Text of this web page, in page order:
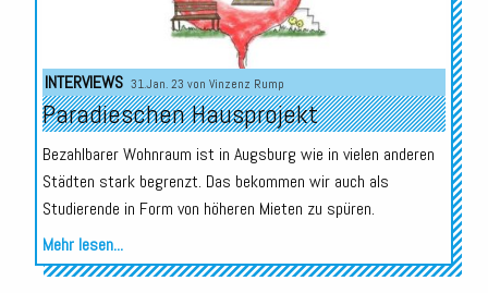
INTERVIEWS 31.Jan. 23 von Vinzenz Rump
Paradieschen Hausprojekt
Bezahlbarer Wohnraum ist in Augsburg wie in vielen anderen
Städten stark begrenzt. Das bekommen wir auch als
Studierende in Form von höheren Mieten zu spüren.
Mehr lesen...